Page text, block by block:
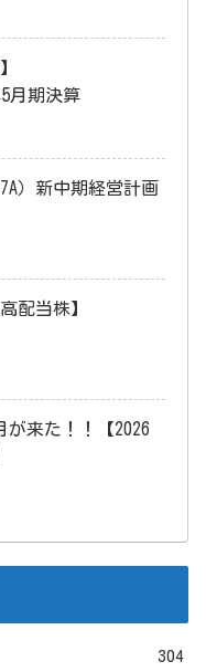
5月期決算
）新中期経営計画
配当株】
が来た！！【2026
304